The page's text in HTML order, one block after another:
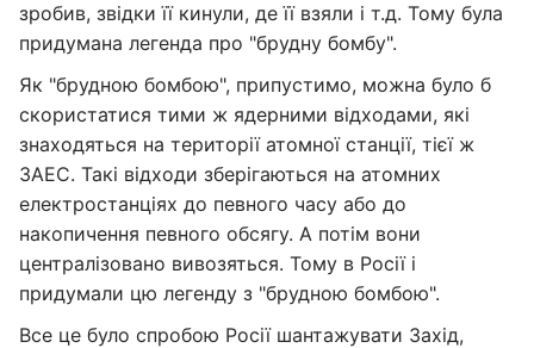
зробив, звідки її кинули, де її взяли і т.д. Тому була
придумана легенда про "брудну бомбу".
Як "брудною бомбою", припустимо, можна було б
скористатися тими ж ядерними відходами, які
знаходяться на території атомної станції, тієї ж
ЗАЕС. Такі відходи зберігаються на атомних
електростанціях до певного часу або до
накопичення певного обсягу. А потім вони
централізовано вивозяться. Тому в Росії і
придумали цю легенду з "брудною бомбою".
Все це було спробою Росії шантажувати Захід,